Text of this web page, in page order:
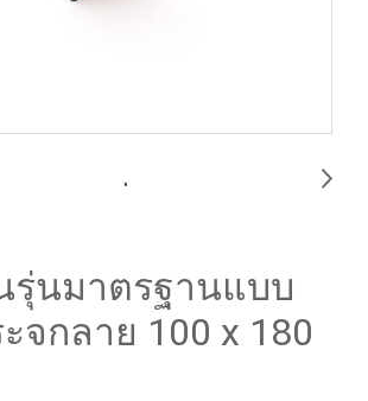
รุ่นมาตรฐานแบบ
จกลาย 100 x 180